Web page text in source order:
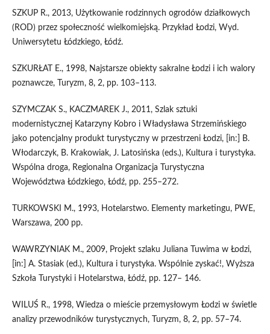
SZKUP R., 2013, Użytkowanie rodzinnych ogrodów działkowych
(ROD) przez społeczność wielkomiejską. Przykład Łodzi, Wyd.
Uniwersytetu Łódzkiego, Łódź.
SZKURŁAT E., 1998, Najstarsze obiekty sakralne Łodzi i ich walory
poznawcze, Turyzm, 8, 2, pp. 103–113.
SZYMCZAK S., KACZMAREK J., 2011, Szlak sztuki
modernistycznej Katarzyny Kobro i Władysława Strzemińskiego
jako potencjalny produkt turystyczny w przestrzeni Łodzi, [in:] B.
Włodarczyk, B. Krakowiak, J. Latosińska (eds.), Kultura i turystyka.
Wspólna droga, Regionalna Organizacja Turystyczna
Województwa Łódzkiego, Łódź, pp. 255–272.
TURKOWSKI M., 1993, Hotelarstwo. Elementy marketingu, PWE,
Warszawa, 200 pp.
WAWRZYNIAK M., 2009, Projekt szlaku Juliana Tuwima w Łodzi,
[in:] A. Stasiak (ed.), Kultura i turystyka. Wspólnie zyskać!, Wyższa
Szkoła Turystyki i Hotelarstwa, Łódź, pp. 127– 146.
WILUŚ R., 1998, Wiedza o mieście przemysłowym Łodzi w świetle
analizy przewodników turystycznych, Turyzm, 8, 2, pp. 57–74.